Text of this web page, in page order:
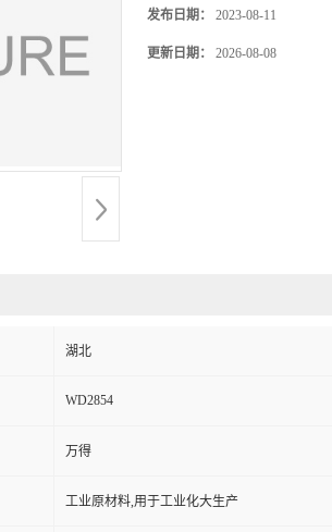
发布日期： 2023-08-11
更新日期： 2026-08-08
湖北
WD2854
万得
工业原材料,用于工业化大生产